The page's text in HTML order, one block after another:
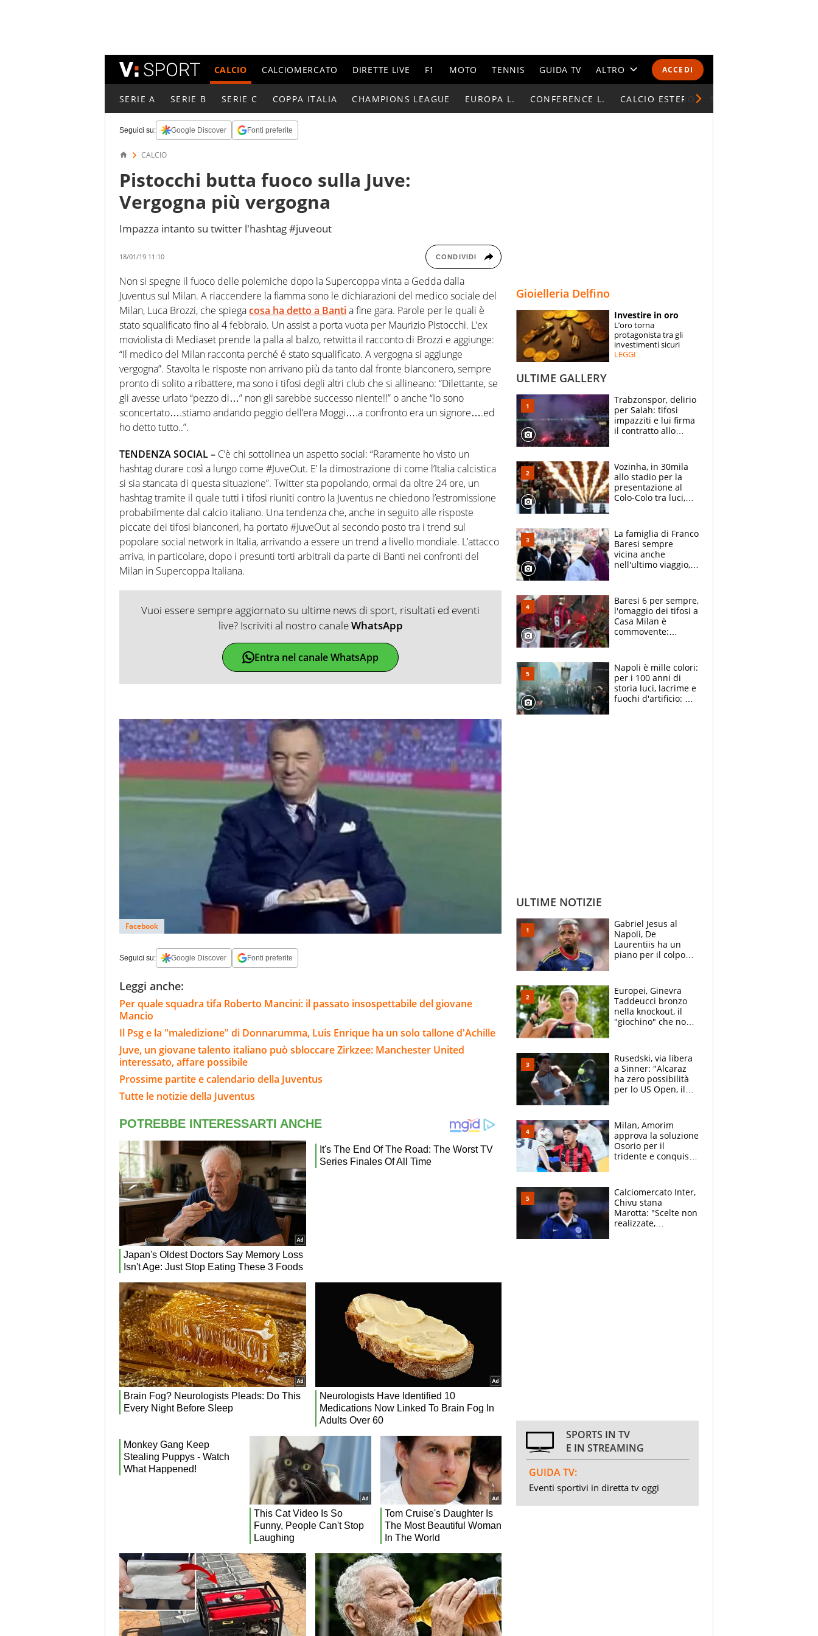
ACCEDI
CALCIO CALCIOMERCATO DIRETTE LIVE F1 MOTO TENNIS GUIDA TV ALTRO
CALENDARI E CLASSIFICHE
ESPERTI
CONTATTI
SERIE A SERIE B SERIE C COPPA ITALIA CHAMPIONS LEAGUE EUROPA L. CONFERENCE L. CALCIO ESTERO
Seguici su: Google Discover Fonti preferite
CALCIO
Pistocchi butta fuoco sulla Juve:
Vergogna più vergogna
Impazza intanto su twitter l'hashtag #juveout
18/01/19 11:10 CONDIVIDI
Non si spegne il fuoco delle polemiche dopo la Supercoppa vinta a Gedda dalla
Juventus sul Milan. A riaccendere la fiamma sono le dichiarazioni del medico sociale del
Milan, Luca Brozzi, che spiegacosa ha detto a Bantia fine gara. Parole per le quali è
stato squalificato fino al 4 febbraio. Un assist a porta vuota per Maurizio Pistocchi. L’ex
moviolista di Mediaset prende la palla al balzo, retwitta il racconto di Brozzi e aggiunge:
“Il medico del Milan racconta perché é stato squalificato. A vergogna si aggiunge
vergogna”. Stavolta le risposte non arrivano più da tanto dal fronte bianconero, sempre
pronto di solito a ribattere, ma sono i tifosi degli altri club che si allineano: “Dilettante, se
gli avesse urlato “pezzo di…” non gli sarebbe successo niente!!” o anche “Io sono
sconcertato….stiamo andando peggio dell’era Moggi….a confronto era un signore….ed
ho detto tutto..”.
TENDENZA SOCIAL – C’è chi sottolinea un aspetto social: “Raramente ho visto un
hashtag durare così a lungo come #JuveOut. E’ la dimostrazione di come l’Italia calcistica
si sia stancata di questa situazione”. Twitter sta popolando, ormai da oltre 24 ore, un
hashtag tramite il quale tutti i tifosi riuniti contro la Juventus ne chiedono l’estromissione
probabilmente dal calcio italiano. Una tendenza che, anche in seguito alle risposte
piccate dei tifosi bianconeri, ha portato #JuveOut al secondo posto tra i trend sul
popolare social network in Italia, arrivando a essere un trend a livello mondiale. L’attacco
arriva, in particolare, dopo i presunti torti arbitrali da parte di Banti nei confronti del
Milan in Supercoppa Italiana.
Vuoi essere sempre aggiornato su ultime news di sport, risultati ed eventi
live? Iscriviti al nostro canaleWhatsApp
Entra nel canale WhatsApp
Facebook
Seguici su: Google Discover Fonti preferite
Leggi anche:
Per quale squadra tifa Roberto Mancini: il passato insospettabile del giovane
Mancio
Il Psg e la "maledizione" di Donnarumma, Luis Enrique ha un solo tallone d'Achille
Juve, un giovane talento italiano può sbloccare Zirkzee: Manchester United
interessato, affare possibile
Prossime partite e calendario della Juventus
Tutte le notizie della Juventus
Gioielleria Delfino
Investire in oro
L’oro torna
protagonista tra gli
investimenti sicuri
LEGGI
ULTIME GALLERY
Trabzonspor, delirio
per Salah: tifosi
impazziti e lui firma
il contratto allo
Vozinha, in 30mila
allo stadio per la
presentazione al
Colo-Colo tra luci,
La famiglia di Franco
Baresi sempre
vicina anche
nell'ultimo viaggio,
circondati
dall'affetto dei tifosi
Baresi 6 per sempre,
l'omaggio dei tifosi a
Casa Milan è
commovente:
bigliettini
Napoli è mille colori:
per i 100 anni di
storia luci, lacrime e
fuochi d'artificio: De
ULTIME NOTIZIE
Gabriel Jesus al
Napoli, De
Laurentiis ha un
piano per il colpo
Lucca
Europei, Ginevra
Taddeucci bronzo
nella knockout, il
"giochino" che non
Rusedski, via libera
a Sinner: "Alcaraz
ha zero possibilità
per lo US Open, il
Milan, Amorim
approva la soluzione
Osorio per il
tridente e conquista
Allegri
Calciomercato Inter,
Chivu stana
Marotta: "Scelte non
realizzate,
SPORTS IN TV
E IN STREAMING
GUIDA TV:
Eventi sportivi in diretta tv oggi